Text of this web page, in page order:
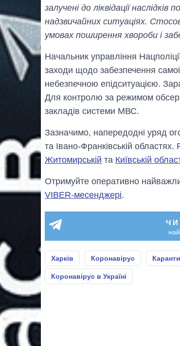
залучені до ліквідації
надзвичайних ситуаціях.
умовах поширення хвороби і
Начальник управління
заходи щодо забезпечення
небезпечною епідситуацією.
Для контролю за режимом
закладів системи МВС.
Зазначимо, напередодні уряд
та Івано-Франківській
Житомирській та Київській
Отримуйте оперативно
VIBER-месенджері.
Харків Коронавірус
Коронавірус в Україні